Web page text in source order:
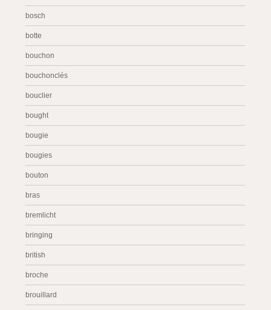
bosch
botte
bouchon
bouchonclés
bouclier
bought
bougie
bougies
bouton
bras
bremlicht
bringing
british
broche
brouillard